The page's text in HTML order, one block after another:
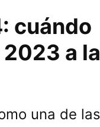
cuándo
a la
una de